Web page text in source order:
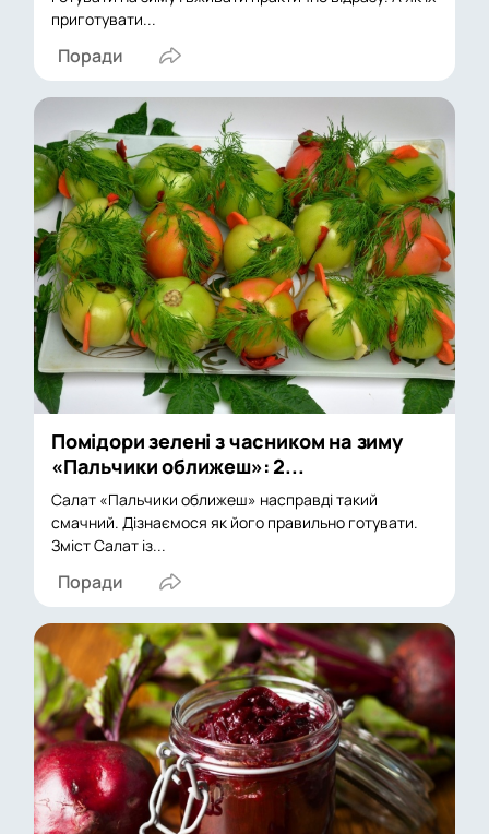
приготувати...
Поради
Помідори зелені з часником на зиму
«Пальчики оближеш»: 2...
Салат «Пальчики оближеш» насправді такий
смачний. Дізнаємося як його правильно готувати.
Зміст Салат із...
Поради